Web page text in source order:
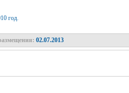
год.
02.07.2013